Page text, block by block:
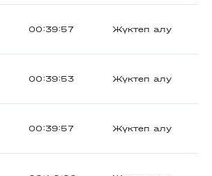
00:39:57 Жүктеп алу
00:39:53 Жүктеп алу
00:39:57 Жүктеп алу